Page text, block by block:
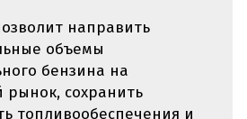
направить
объемы
бензина на
рынок, сохранить
топливообеспечения и